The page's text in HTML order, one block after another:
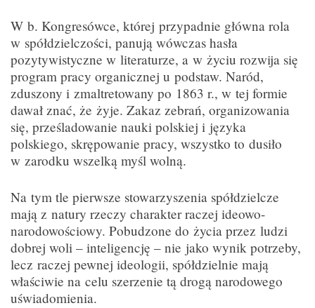
W b. Kongresówce, której przypadnie główna rola
w spółdzielczości, panują wówczas hasła
pozytywistyczne w literaturze, a w życiu rozwija się
program pracy organicznej u podstaw. Naród,
zduszony i zmaltretowany po 1863 r., w tej formie
dawał znać, że żyje. Zakaz zebrań, organizowania
się, prześladowanie nauki polskiej i języka
polskiego, skrępowanie pracy, wszystko to dusiło
w zarodku wszelką myśl wolną.
Na tym tle pierwsze stowarzyszenia spółdzielcze
mają z natury rzeczy charakter raczej ideowo-
narodowościowy. Pobudzone do życia przez ludzi
dobrej woli – inteligencję – nie jako wynik potrzeby,
lecz raczej pewnej ideologii, spółdzielnie mają
właściwie na celu szerzenie tą drogą narodowego
uświadomienia.